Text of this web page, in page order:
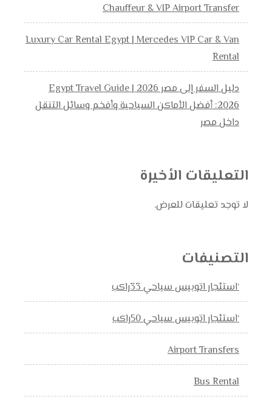
Chauffeur & VIP Airport Transfer
Luxury Car Rental Egypt | Mercedes VIP Car & Van
Rental
دليل السفر إلى مصر 2026 | Egypt Travel Guide
2026: أفضل الأماكن السياحية وأفخم وسائل التنقل
داخل مصر
التعليقات الأخيرة
لا توجد تعليقات للعرض.
التصنيفات
‘استئجار اتوبيس سياحي 33راكب
‘استئجار اتوبيس سياحي 50راكب
Airport Transfers
Bus Rental